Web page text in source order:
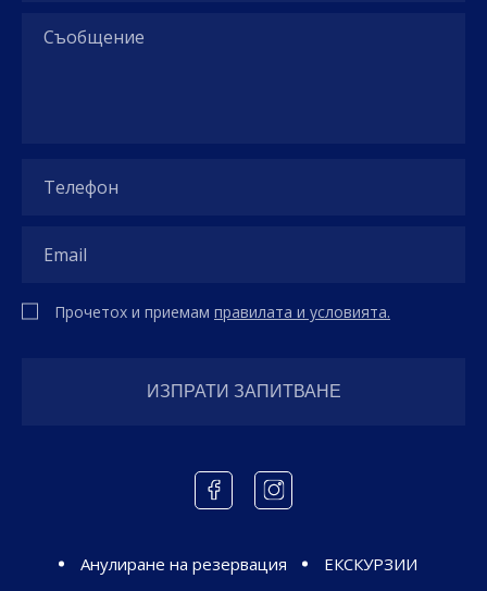
Прочетох и приемам правилата и условията.
Анулиране на резервация ЕКСКУРЗИИ